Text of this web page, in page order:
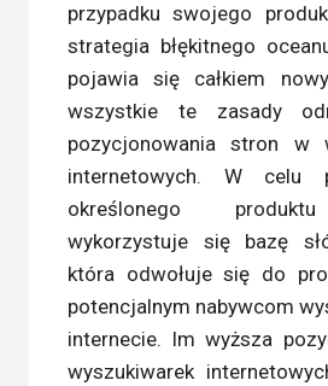
przypadku swojego
strategia błękitnego
pojawia się całkiem
wszystkie te zasady
pozycjonowania stron w
internetowych. W celu
określonego
wykorzystuje się bazę
która odwołuje się do
potencjalnym nabywcom
internecie. Im wyższa
wyszukiwarek